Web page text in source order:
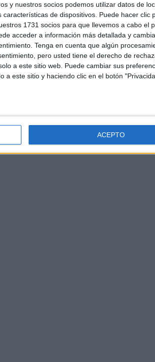
y nuestros socios podemos utilizar datos de
de dispositivos. Puede hacer clic
1731 socios para que llevemos a cabo el
acceder a información más detallada y
Tenga en cuenta que algún
pero usted tiene el derecho de
a este sitio web. Puede cambiar sus
a este sitio y haciendo clic en el botón
ACEPTO
Protección de datos Política de cookies